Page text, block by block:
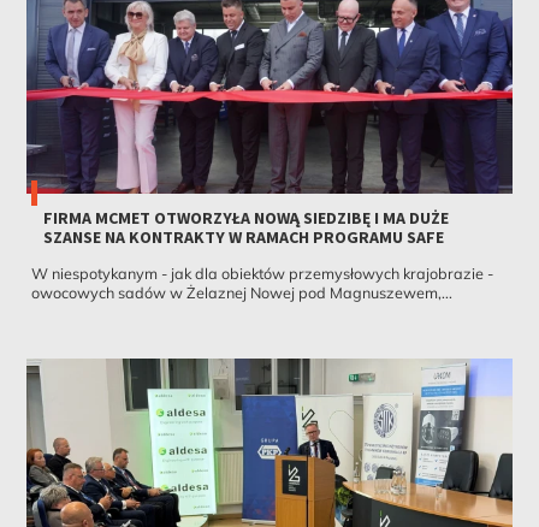
FIRMA MCMET OTWORZYŁA NOWĄ SIEDZIBĘ I MA DUŻE
SZANSE NA KONTRAKTY W RAMACH PROGRAMU SAFE
W niespotykanym - jak dla obiektów przemysłowych krajobrazie -
owocowych sadów w Żelaznej Nowej pod Magnuszewem,...